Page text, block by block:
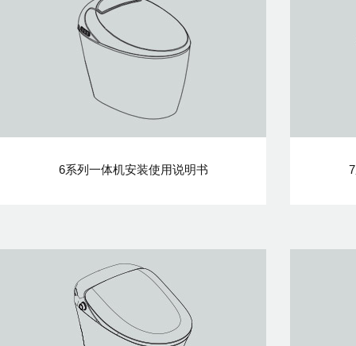
6系列一体机安装使用说明书